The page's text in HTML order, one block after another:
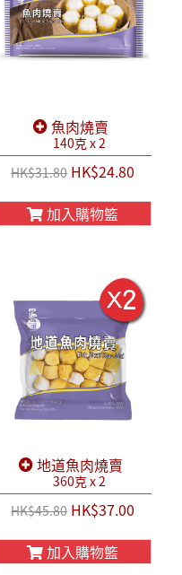
魚肉燒賣
140克 x 2
HK$31.80HK$24.80
加入購物籃
地道魚肉燒賣
360克 x 2
HK$45.80HK$37.00
加入購物籃